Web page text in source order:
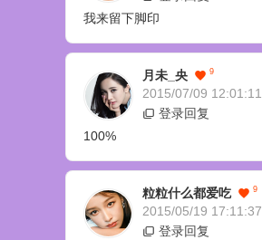
我来留下脚印
月未_央 9
2015/07/09 12:01:11
登录回复
100%
粒粒什么都爱吃 9
2015/05/19 17:11:37
登录回复